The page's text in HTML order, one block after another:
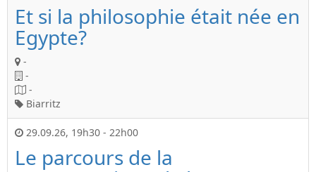
Et si la philosophie était née en
Egypte?
-
-
-
Biarritz
29.09.26, 19h30 - 22h00
Le parcours de la